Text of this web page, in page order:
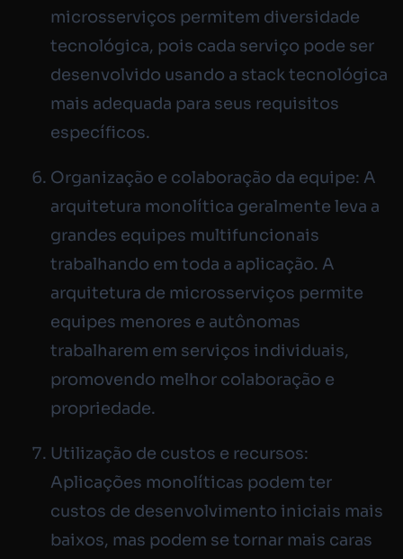
microsserviços permitem diversidade
tecnológica, pois cada serviço pode ser
desenvolvido usando a stack tecnológica
mais adequada para seus requisitos
específicos.
Organização e colaboração da equipe: A
arquitetura monolítica geralmente leva a
grandes equipes multifuncionais
trabalhando em toda a aplicação. A
arquitetura de microsserviços permite
equipes menores e autônomas
trabalharem em serviços individuais,
promovendo melhor colaboração e
propriedade.
Utilização de custos e recursos:
Aplicações monolíticas podem ter
custos de desenvolvimento iniciais mais
baixos, mas podem se tornar mais caras